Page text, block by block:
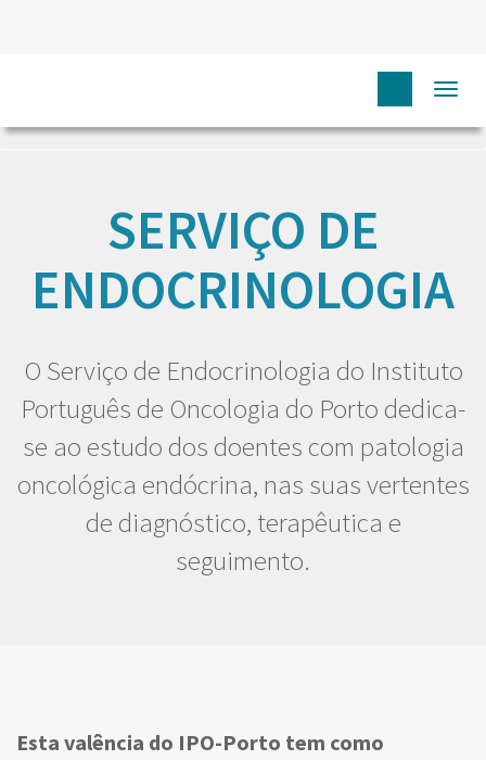
SERVIÇO DE
ENDOCRINOLOGIA
O Serviço de Endocrinologia do Instituto
Português de Oncologia do Porto dedica-
se ao estudo dos doentes com patologia
oncológica endócrina, nas suas vertentes
de diagnóstico, terapêutica e
seguimento.
Esta valência do IPO-Porto tem como